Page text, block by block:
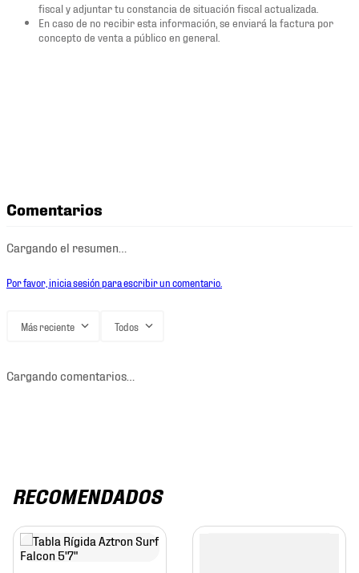
fiscal y adjuntar tu constancia de situación fiscal actualizada.
En caso de no recibir esta información, se enviará la factura por
concepto de venta a público en general.
Comentarios
Cargando el resumen…
Por favor, inicia sesión para escribir un comentario.
Más reciente Todos
Cargando comentarios…
RECOMENDADOS